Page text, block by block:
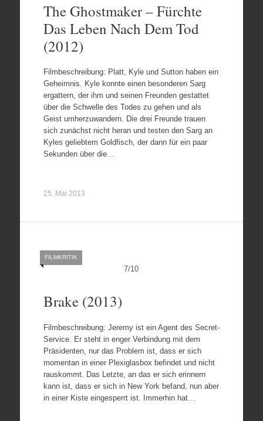
The Ghostmaker – Fürchte
Das Leben Nach Dem Tod
(2012)
Filmbeschreibung: Platt, Kyle und Sutton haben ein
Geheimnis. Kyle konnte einen besonderen Sarg
ergattern, der ihm und seinen Freunden gestattet
über die Schwelle des Todes zu gehen und als
Geist umherzuwandern. Die drei Freunde trauen
sich zunächst nicht heran und testen den Sarg an
Kyles geliebtem Goldfisch, der dann für ein paar
Sekunden über die…
25. Mai 2013
7/10
FILMKRITIK
Brake (2013)
Filmbeschreibung: Jeremy ist ein Agent des Secret-
Service. Er steht in enger Verbindung mit dem
Präsidenten, nur das Problem ist, dass er sich
momentan in einer Plexiglasbox befindet und nicht
rauskommt. Das Letzte, an das er sich erinnern
kann ist, dass er sich in New York befand, nun aber
in einer Kiste eingesperrt ist. Immerhin hat…